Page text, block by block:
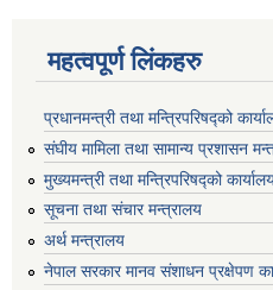
महत्वपूर्ण लिंकहरु
प्रधानमन्त्री तथा मन्त्रिपरिषद्को
संघीय मामिला तथा सामान्य प्रशासन
मुख्यमन्त्री तथा मन्त्रिपरिषद्को
सूचना तथा संचार मन्त्रालय
अर्थ मन्त्रालय
नेपाल सरकार मानव संशाधन प्रक्षेपण